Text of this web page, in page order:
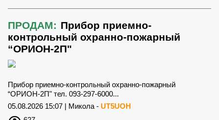
ПРОДАМ: Прибор приемно-
контрольный охранно-пожарный
“ОРИОН-2П"
Прибор приемно-контрольный охранно-пожарный
“ОРИОН-2П" тел. 093-297-6000...
05.08.2026 15:07 | Микола - UT5UOH